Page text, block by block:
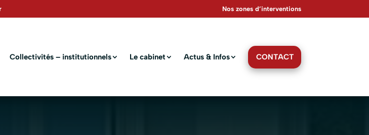
Nos zones d’interventions
Collectivités – institutionnels Le cabinet Actus & Infos CONTACT